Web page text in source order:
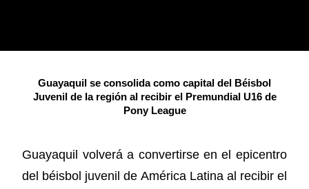
Guayaquil se consolida como capital del Béisbol
Juvenil de la región al recibir el Premundial U16 de
Pony League
Guayaquil volverá a convertirse en el epicentro
del béisbol juvenil de América Latina al recibir el